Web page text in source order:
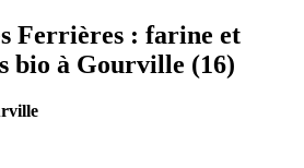
Ferrières : farine et
bio à Gourville (16)